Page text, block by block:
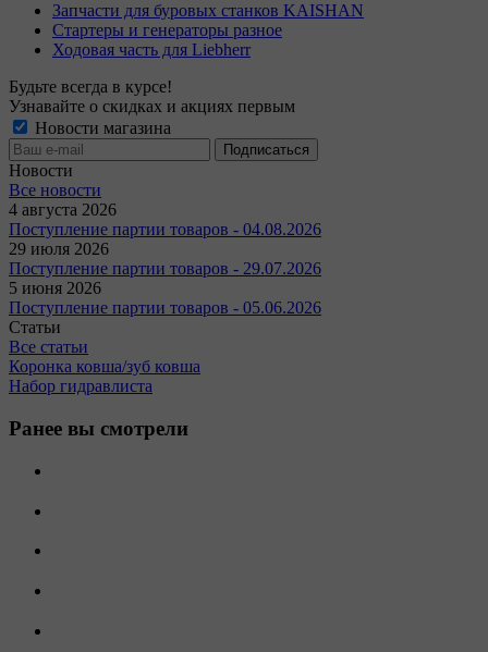
Запчасти для буровых станков KAISHAN
Стартеры и генераторы разное
Ходовая часть для Liebherr
Будьте всегда в курсе!
Узнавайте о скидках и акциях первым
Новости магазина
Новости
Все новости
4 августа 2026
Поступление партии товаров - 04.08.2026
29 июля 2026
Поступление партии товаров - 29.07.2026
5 июня 2026
Поступление партии товаров - 05.06.2026
Статьи
Все статьи
Коронка ковша/зуб ковша
Набор гидравлиста
Ранее вы смотрели